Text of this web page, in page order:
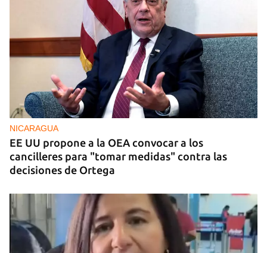
NICARAGUA
EE UU propone a la OEA convocar a los
cancilleres para "tomar medidas" contra las
decisiones de Ortega